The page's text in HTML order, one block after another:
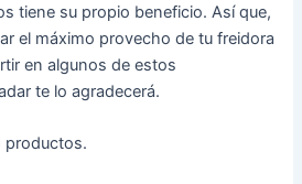
tiene su propio beneficio. Así que,
el máximo provecho de tu freidora
en algunos de estos
te lo agradecerá.
productos.